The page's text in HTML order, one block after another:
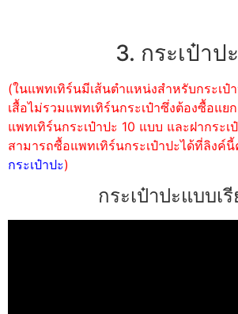
3. กระเป๋าปะ
(ในแพทเทิร์นมีเส้นตำแหน่งสำหรับกระเป๋
เสื้อไม่รวมแพทเทิร์นกระเป๋าซึ่งต้องซื้อแย
แพทเทิร์นกระเป๋าปะ 10 แบบ และฝากระ
สามารถซื้อแพทเทิร์นกระเป๋าปะได้ที่ลิงค์นี้
กระเป๋าปะ)
กระเป๋าปะแบบเ